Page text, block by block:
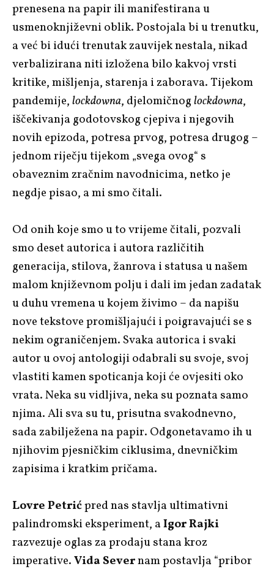
prenesena na papir ili manifestirana u
usmenoknjiževni oblik. Postojala bi u trenutku,
a već bi idući trenutak zauvijek nestala, nikad
verbalizirana niti izložena bilo kakvoj vrsti
kritike, mišljenja, starenja i zaborava. Tijekom
pandemije,lockdowna, djelomičnoglockdowna,
iščekivanja godotovskog cjepiva i njegovih
novih epizoda, potresa prvog, potresa drugog –
jednom riječju tijekom „svega ovog“ s
obaveznim zračnim navodnicima, netko je
negdje pisao, a mi smo čitali.
Od onih koje smo u to vrijeme čitali, pozvali
smo deset autorica i autora različitih
generacija, stilova, žanrova i statusa u našem
malom književnom polju i dali im jedan zadatak
u duhu vremena u kojem živimo – da napišu
nove tekstove promišljajući i poigravajući se s
nekim ograničenjem. Svaka autorica i svaki
autor u ovoj antologiji odabrali su svoje, svoj
vlastiti kamen spoticanja koji će ovjesiti oko
vrata. Neka su vidljiva, neka su poznata samo
njima. Ali sva su tu, prisutna svakodnevno,
sada zabilježena na papir. Odgonetavamo ih u
njihovim pjesničkim ciklusima, dnevničkim
zapisima i kratkim pričama.
Lovre Petrićpred nas stavlja ultimativni
palindromski eksperiment, aIgor Rajki
razvezuje oglas za prodaju stana kroz
imperative.Vida Severnam postavlja “pribor